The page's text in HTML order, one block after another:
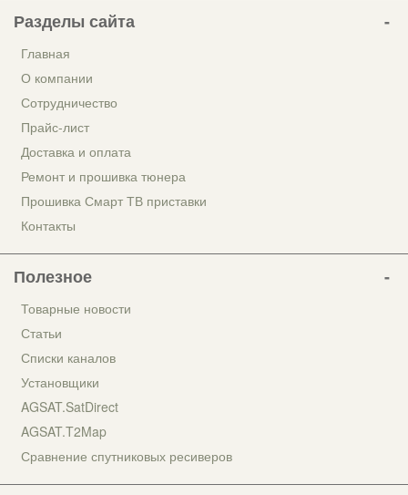
Разделы сайта
Главная
О компании
Сотрудничество
Прайс-лист
Доставка и оплата
Ремонт и прошивка тюнера
Прошивка Смарт ТВ приставки
Контакты
Полезное
Товарные новости
Статьи
Списки каналов
Установщики
AGSAT.SatDirect
AGSAT.T2Map
Сравнение спутниковых ресиверов